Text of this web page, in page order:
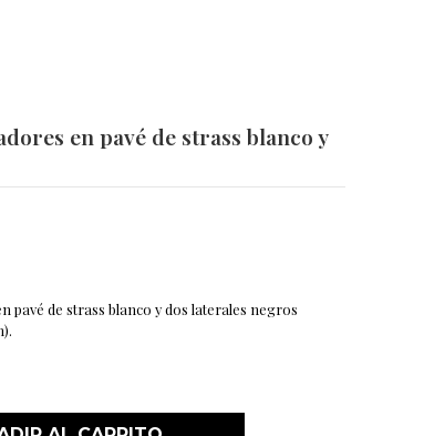
en pavé de strass blanco y
pavé de strass blanco y dos laterales negros